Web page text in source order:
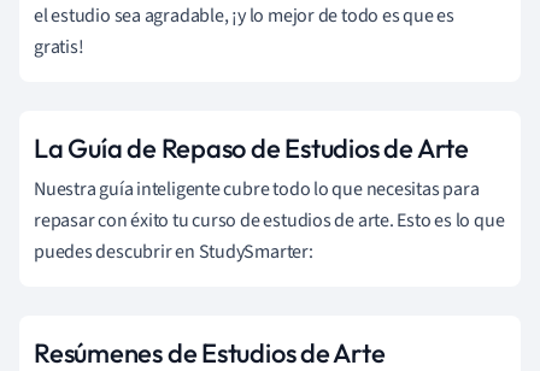
el estudio sea agradable, ¡y lo mejor de todo es que es
gratis!
La Guía de Repaso de Estudios de Arte
Nuestra guía inteligente cubre todo lo que necesitas para
repasar con éxito tu curso de estudios de arte. Esto es lo que
puedes descubrir en StudySmarter:
Resúmenes de Estudios de Arte